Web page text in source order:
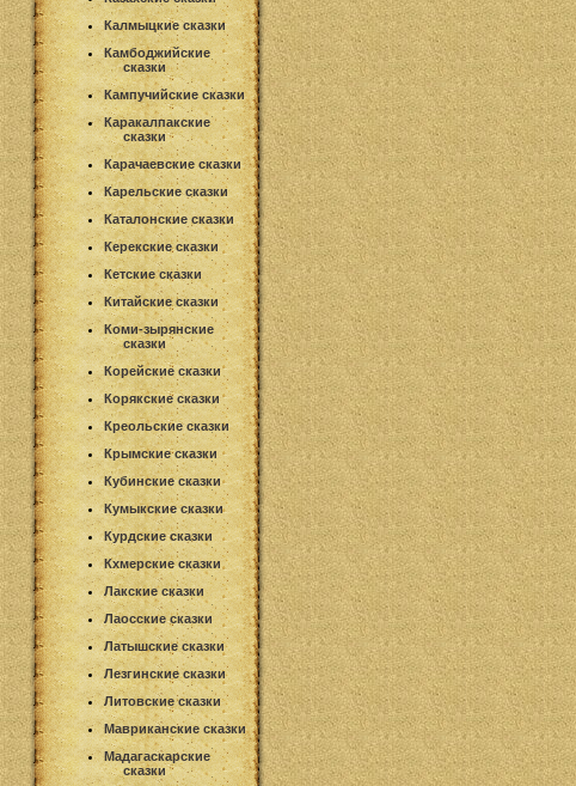
Калмыцкие сказки
Камбоджийские
сказки
Кампучийские сказки
Каракалпакские
сказки
Карачаевские сказки
Карельские сказки
Каталонские сказки
Керекские сказки
Кетские сказки
Китайские сказки
Коми-зырянские
сказки
Корейские сказки
Корякские сказки
Креольские сказки
Крымские сказки
Кубинские сказки
Кумыкские сказки
Курдские сказки
Кхмерские сказки
Лакские сказки
Лаосские сказки
Латышские сказки
Лезгинские сказки
Литовские сказки
Мавриканские сказки
Мадагаскарские
сказки